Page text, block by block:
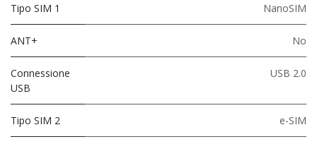
Tipo SIM 1 NanoSIM
ANT+ No
Connessione
USB
USB 2.0
Tipo SIM 2 e-SIM